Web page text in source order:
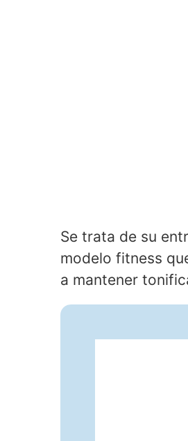
Se trata de su
modelo fitness
a mantener